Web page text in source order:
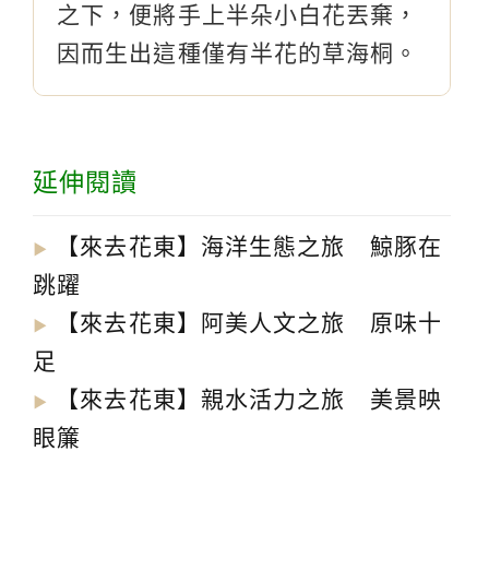
之下，便將手上半朵小白花丟棄，
因而生出這種僅有半花的草海桐。
延伸閱讀
▶︎
【來去花東】海洋生態之旅 鯨豚在
跳躍
▶︎
【來去花東】阿美人文之旅 原味十
足
▶︎
【來去花東】親水活力之旅 美景映
眼簾